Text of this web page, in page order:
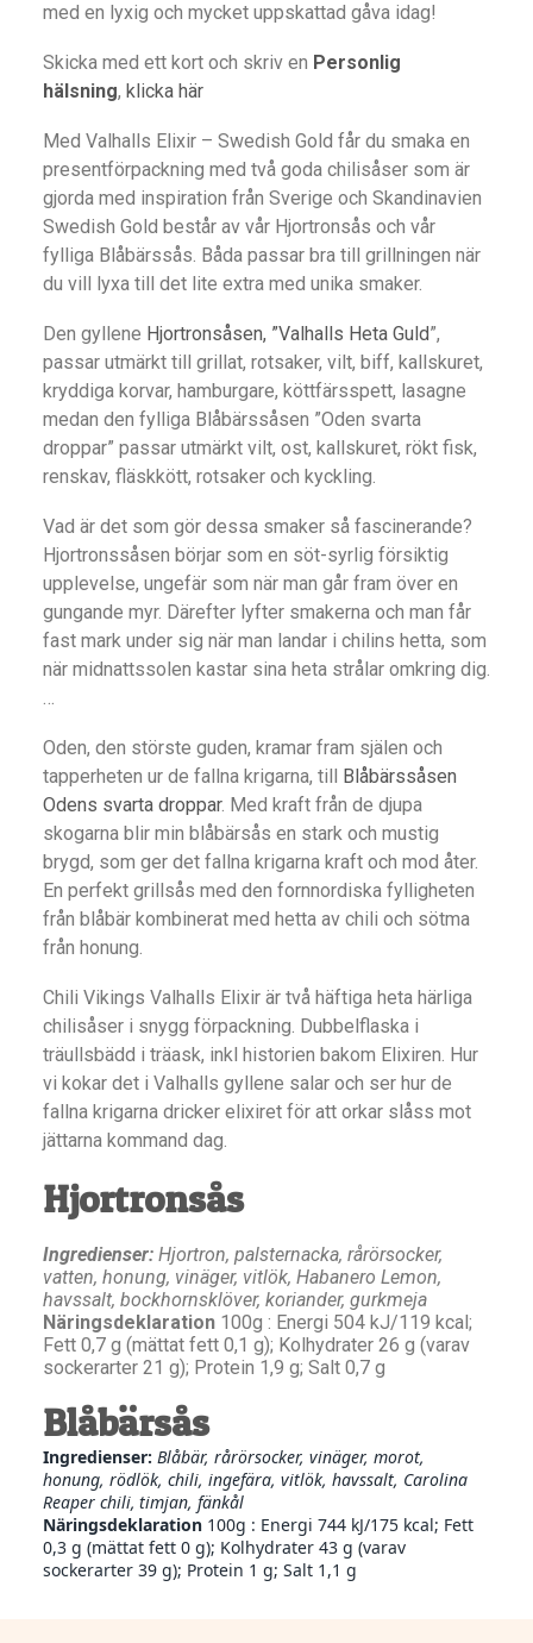
med en lyxig och mycket uppskattad gåva idag!
Skicka med ett kort och skriv en Personlig
hälsning, klicka här
Med Valhalls Elixir – Swedish Gold får du smaka en
presentförpackning med två goda chilisåser som är
gjorda med inspiration från Sverige och Skandinavien
Swedish Gold består av vår Hjortronsås och vår
fylliga Blåbärssås. Båda passar bra till grillningen när
du vill lyxa till det lite extra med unika smaker.
Den gyllene Hjortronsåsen, ”Valhalls Heta Guld”,
passar utmärkt till grillat, rotsaker, vilt, biff, kallskuret,
kryddiga korvar, hamburgare, köttfärsspett, lasagne
medan den fylliga Blåbärssåsen ”Oden svarta
droppar” passar utmärkt vilt, ost, kallskuret, rökt fisk,
renskav, fläskkött, rotsaker och kyckling.
Vad är det som gör dessa smaker så fascinerande?
Hjortronssåsen börjar som en söt-syrlig försiktig
upplevelse, ungefär som när man går fram över en
gungande myr. Därefter lyfter smakerna och man får
fast mark under sig när man landar i chilins hetta, som
när midnattssolen kastar sina heta strålar omkring dig.
…
Oden, den störste guden, kramar fram själen och
tapperheten ur de fallna krigarna, till Blåbärssåsen
Odens svarta droppar. Med kraft från de djupa
skogarna blir min blåbärsås en stark och mustig
brygd, som ger det fallna krigarna kraft och mod åter.
En perfekt grillsås med den fornnordiska fylligheten
från blåbär kombinerat med hetta av chili och sötma
från honung.
Chili Vikings Valhalls Elixir är två häftiga heta härliga
chilisåser i snygg förpackning. Dubbelflaska i
träullsbädd i träask, inkl historien bakom Elixiren. Hur
vi kokar det i Valhalls gyllene salar och ser hur de
fallna krigarna dricker elixiret för att orkar slåss mot
jättarna kommand dag.
Hjortronsås
Ingredienser: Hjortron, palsternacka, rårörsocker,
vatten, honung, vinäger, vitlök, Habanero Lemon,
havssalt, bockhornsklöver, koriander, gurkmeja
Näringsdeklaration 100g : Energi 504 kJ/119 kcal;
Fett 0,7 g (mättat fett 0,1 g); Kolhydrater 26 g (varav
sockerarter 21 g); Protein 1,9 g; Salt 0,7 g
Blåbärsås
Ingredienser: Blåbär, rårörsocker, vinäger, morot,
honung, rödlök, chili, ingefära, vitlök, havssalt, Carolina
Reaper chili, timjan, fänkål
Näringsdeklaration 100g : Energi 744 kJ/175 kcal; Fett
0,3 g (mättat fett 0 g); Kolhydrater 43 g (varav
sockerarter 39 g); Protein 1 g; Salt 1,1 g